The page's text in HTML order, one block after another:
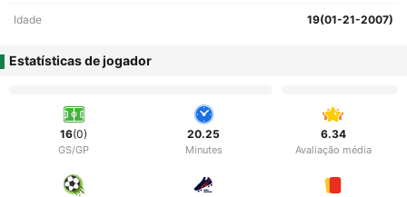
Idade 19(01-21-2007)
Estatísticas de jogador
16(0)
GS/GP
20.25
Minutes
6.34
Avaliação média